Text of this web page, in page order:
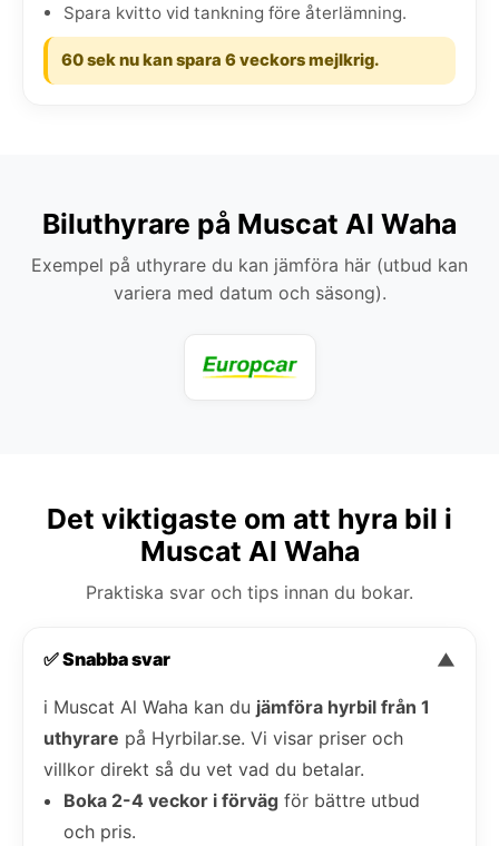
Spara kvitto vid tankning före återlämning.
60 sek nu kan spara 6 veckors mejlkrig.
Biluthyrare på Muscat Al Waha
Exempel på uthyrare du kan jämföra här (utbud kan
variera med datum och säsong).
Det viktigaste om att hyra bil i
Muscat Al Waha
Praktiska svar och tips innan du bokar.
✅ Snabba svar ▼
i Muscat Al Waha kan du jämföra hyrbil från 1
uthyrare på Hyrbilar.se. Vi visar priser och
villkor direkt så du vet vad du betalar.
Boka 2-4 veckor i förväg för bättre utbud
och pris.